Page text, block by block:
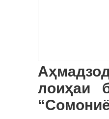
лоиҳаи